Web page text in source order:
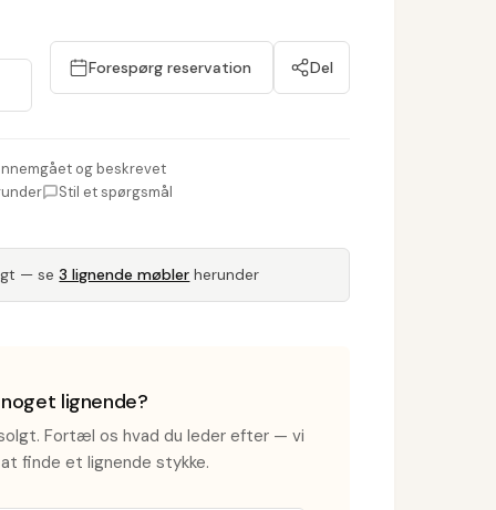
Forespørg reservation Del
og beskrevet
Stil et spørgsmål
— se3 lignende møbler herunder
lignende?
Fortæl os hvad du leder efter — vi
finde et lignende stykke.